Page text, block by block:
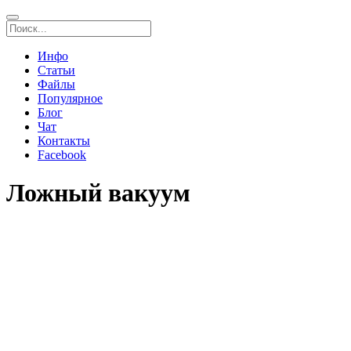
Инфо
Статьи
Файлы
Популярное
Блог
Чат
Контакты
Facebook
Ложный вакуум